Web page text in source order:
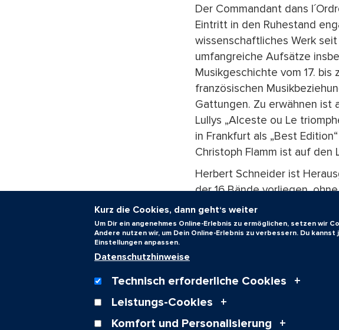
Der Commandant dans
Eintritt in den Ruhestand
wissenschaftliches Werk
umfangreiche Aufsätze
Musikgeschichte vom 17.
französischen
Gattungen. Zu erwähnen ist
Lullys „Alceste ou Le
in Frankfurt als „Best
Christoph Flamm ist auf den
Herbert Schneider ist
der 16 Bände vorliegen,
gar ein Institut zur
herausgegebenen Reihe
der 54. Band erschienen,
Beethoven-Biographien
Text: Dr. Wolfgang Müller,
Kurz die Cookies, dann geht‘s weiter
Um Dir ein angenehmes Online-Erlebnis zu ermöglichen, setzen wir
Andere nutzen wir, um Dein Online-Erlebnis zu verbessern. Du
Einstellungen anpassen.
Datenschutzhinweise
Technisch erforderliche Cookies
Leistungs-Cookies
Komfort und Personalisierung